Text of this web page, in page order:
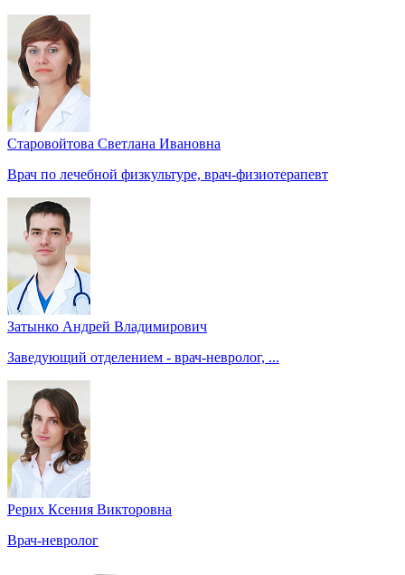
Старовойтова Светлана Ивановна
Врач по лечебной физкультуре, врач-физиотерапевт
Затынко Андрей Владимирович
Заведующий отделением - врач-невролог, ...
Рерих Ксения Викторовна
Врач-невролог